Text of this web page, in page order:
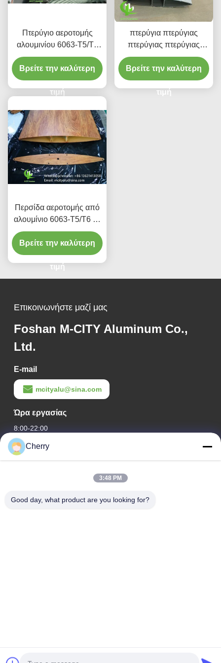
Πτερύγιο αεροτομής
αλουμινίου 6063-T5/T6
με φινίρισμα βαφής PVDF
σε πλάτος 100mm έως
600mm για προσόψεις
και επενδύσεις
Βρείτε την καλύτερη
τιμή
πτερύγια πτερύγιας
πτερύγιας πτερύγιας
πτερύγιας πτερύγιας
πτερύγιας πτερύγιας
πτερύγιας πτερύγιας
Βρείτε την καλύτερη
τιμή
Περσίδα αεροτομής από
αλουμίνιο 6063-T5/T6 με
φινίρισμα υφής ξύλου,
πλάτους 100mm έως
600mm για αρχιτεκτονικές
προσόψεις
Βρείτε την καλύτερη
τιμή
Επικοινωνήστε μαζί μας
Foshan M-CITY Aluminum Co.,
Ltd.
E-mail
mcityalu@sina.com
Ώρα εργασίας
8:00-22:00
Η διεύθυνσή μας
Βιομηχανικό πάρκο Hegui, Lishui, Nanhai Foshan Guangdong
Cherry
3:48 PM
Good day, what product are you looking for?